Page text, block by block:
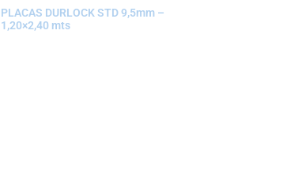
PLACAS DURLOCK STD 9,5mm –
1,20×2,40 mts